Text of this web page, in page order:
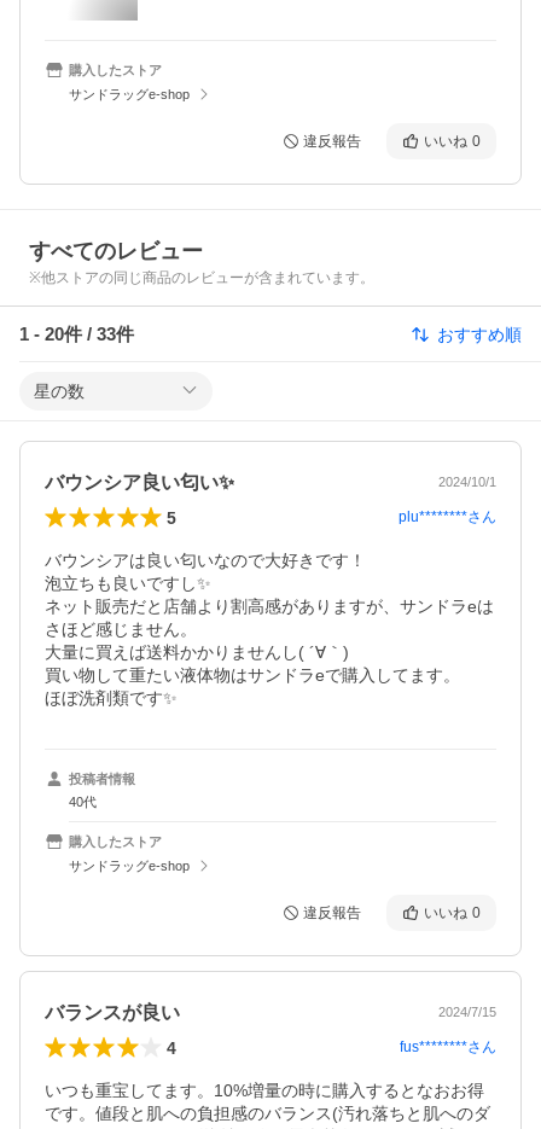
購入したストア
サンドラッグe-shop
違反報告 いいね 0
すべてのレビュー
※他ストアの同じ商品のレビューが含まれています。
1 - 20件 / 33件 おすすめ順
星の数
バウンシア良い匂い✨ 2024/10/1
5 plu********さん
バウンシアは良い匂いなので大好きです！
泡立ちも良いですし✨
ネット販売だと店舗より割高感がありますが、サンドラeは
さほど感じません。
大量に買えば送料かかりませんし( ´∀｀)
買い物して重たい液体物はサンドラeで購入してます。
ほぼ洗剤類です✨
投稿者情報
40代
購入したストア
サンドラッグe-shop
違反報告 いいね 0
バランスが良い 2024/7/15
4 fus********さん
いつも重宝してます。10%増量の時に購入するとなおお得
です。値段と肌への負担感のバランス(汚れ落ちと肌へのダ